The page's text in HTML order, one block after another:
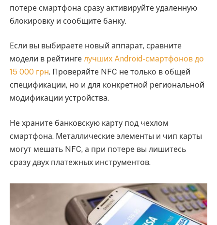
потере смартфона сразу активируйте удаленную
блокировку и сообщите банку.
Если вы выбираете новый аппарат, сравните
модели в рейтинге лучших Android-смартфонов до
15 000 грн. Проверяйте NFC не только в общей
спецификации, но и для конкретной региональной
модификации устройства.
Не храните банковскую карту под чехлом
смартфона. Металлические элементы и чип карты
могут мешать NFC, а при потере вы лишитесь
сразу двух платежных инструментов.